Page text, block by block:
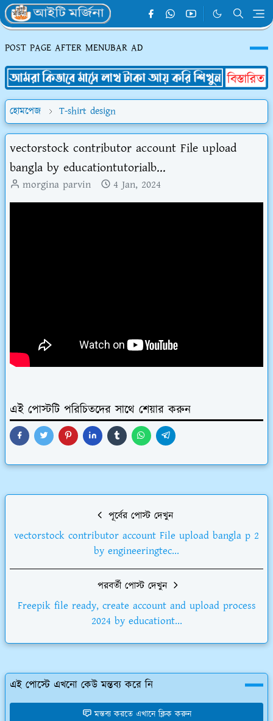
POST PAGE AFTER MENUBAR AD
হোমপেজ T-shirt design
vectorstock contributor account File upload
bangla by educationtutorialb...
morgina parvin 4 Jan, 2024
এই পোস্টটি পরিচিতদের সাথে শেয়ার করুন
পূর্বের পোস্ট দেখুন
vectorstock contributor account File upload bangla p 2
by engineeringtec...
পরবর্তী পোস্ট দেখুন
Freepik file ready, create account and upload process
2024 by educationt...
এই পোস্টে এখনো কেউ মন্তব্য করে নি
মন্তব্য করতে এখানে ক্লিক করুন